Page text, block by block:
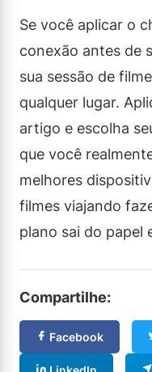
Se você aplicar o
conexão antes de
sua sessão de
qualquer lugar.
artigo e escolha
que você
melhores
filmes viajando
plano sai do papel
Compartilhe:
Facebook